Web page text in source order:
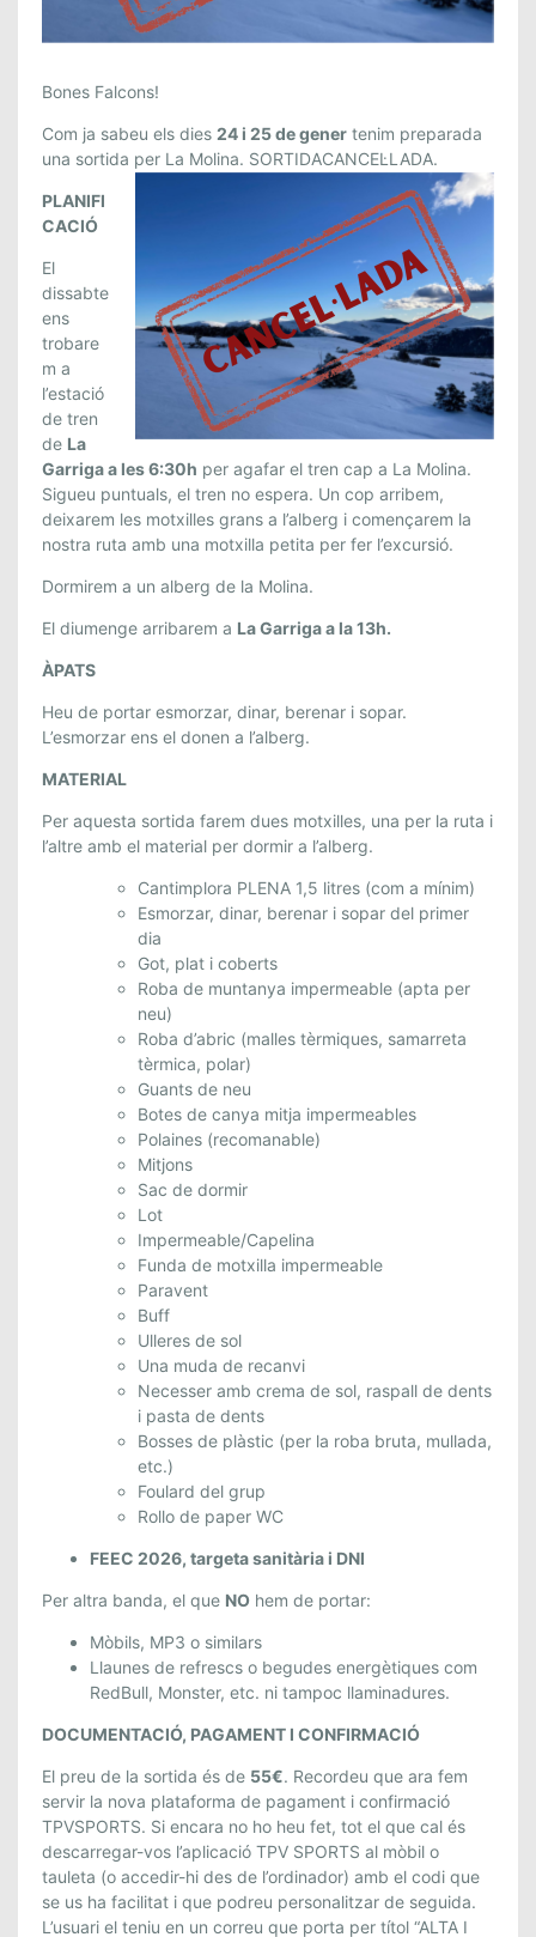
F
A
L
C
O
N
S
:
S
O
R
T
I
D
A
C
A
N
C
E
L
·
L
A
D
A
A
L
Bones Falcons!
Com ja sabeu els dies 24 i 25 de gener tenim preparada
una sortida per La Molina. SORTIDACANCEL·LADA.
PLANIFI
CACIÓ
El
dissabte
ens
trobare
m a
l’estació
de tren
de La
Garriga a les 6:30h per agafar el tren cap a La Molina.
Sigueu puntuals, el tren no espera. Un cop arribem,
deixarem les motxilles grans a l’alberg i començarem la
nostra ruta amb una motxilla petita per fer l’excursió.
Dormirem a un alberg de la Molina.
El diumenge arribarem a La Garriga a la 13h.
ÀPATS
Heu de portar esmorzar, dinar, berenar i sopar.
L’esmorzar ens el donen a l’alberg.
MATERIAL
Per aquesta sortida farem dues motxilles, una per la ruta i
l’altre amb el material per dormir a l’alberg.
Cantimplora PLENA 1,5 litres (com a mínim)
Esmorzar, dinar, berenar i sopar del primer
dia
Got, plat i coberts
Roba de muntanya impermeable (apta per
neu)
Roba d’abric (malles tèrmiques, samarreta
tèrmica, polar)
Guants de neu
Botes de canya mitja impermeables
Polaines (recomanable)
Mitjons
Sac de dormir
Lot
Impermeable/Capelina
Funda de motxilla impermeable
Paravent
Buff
Ulleres de sol
Una muda de recanvi
Necesser amb crema de sol, raspall de dents
i pasta de dents
Bosses de plàstic (per la roba bruta, mullada,
etc.)
Foulard del grup
Rollo de paper WC
FEEC 2026, targeta sanitària i DNI
Per altra banda, el que NO hem de portar:
Mòbils, MP3 o similars
Llaunes de refrescs o begudes energètiques com
RedBull, Monster, etc. ni tampoc llaminadures.
DOCUMENTACIÓ, PAGAMENT I CONFIRMACIÓ
El preu de la sortida és de 55€. Recordeu que ara fem
servir la nova plataforma de pagament i confirmació
TPVSPORTS. Si encara no ho heu fet, tot el que cal és
descarregar-vos l’aplicació TPV SPORTS al mòbil o
tauleta (o accedir-hi des de l’ordinador) amb el codi que
se us ha facilitat i que podreu personalitzar de seguida.
L’usuari el teniu en un correu que porta per títol “ALTA I